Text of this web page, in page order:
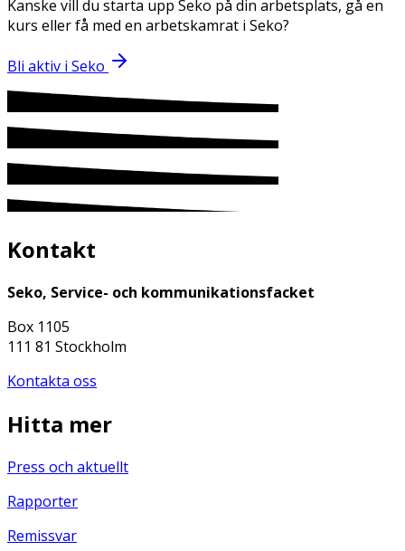
Kanske vill du starta upp Seko på din arbetsplats, gå en
kurs eller få med en arbetskamrat i Seko?
Bli aktiv i Seko
Kontakt
Seko, Service- och kommunikationsfacket
Box 1105
111 81 Stockholm
Kontakta oss
Hitta mer
Press och aktuellt
Rapporter
Remissvar